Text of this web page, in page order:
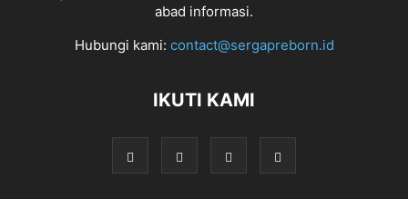
abad informasi.
Hubungi kami: contact@sergapreborn.id
IKUTI KAMI